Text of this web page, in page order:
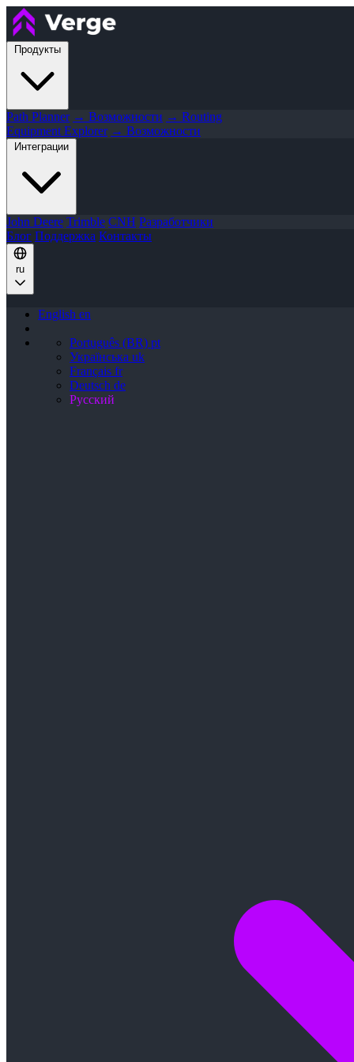
Продукты
Path Planner → Возможности → Routing
Equipment Explorer → Возможности
Интеграции
John Deere Trimble CNH Разработчики
Блог Поддержка Контакты
ru
English en
Português (BR) pt
Українська uk
Français fr
Deutsch de
Русский